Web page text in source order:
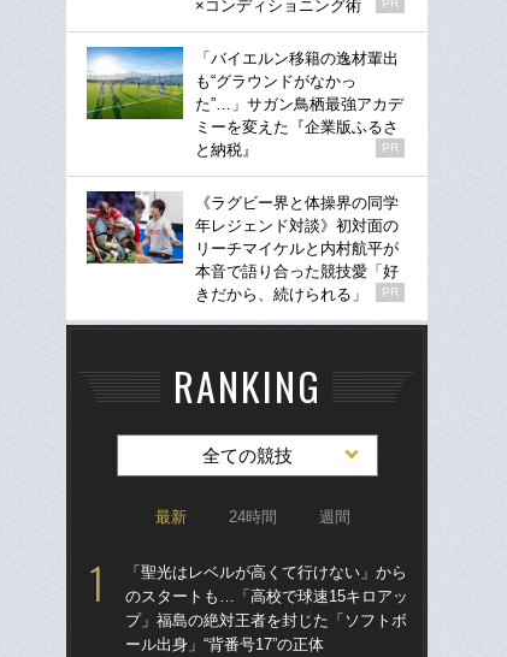
×コンディショニング術
「バイエルン移籍の逸材輩出
も“グラウンドがなかっ
た”…」サガン鳥栖最強アカデ
ミーを変えた『企業版ふるさ
と納税』
PR
《ラグビー界と体操界の同学
年レジェンド対談》初対面の
リーチマイケルと内村航平が
本音で語り合った競技愛「好
きだから、続けられる」
PR
RANKING
全ての競技
最新 24時間 週間
「聖光はレベルが高くて行けない」から
のスタートも…「高校で球速15キロアッ
プ」福島の絶対王者を封じた「ソフトボ
ール出身」“背番号17”の正体